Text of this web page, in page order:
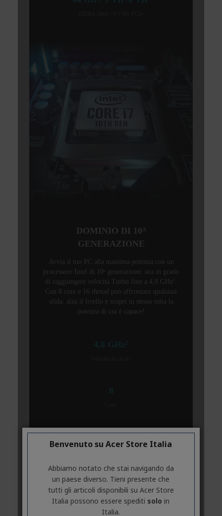
Benvenuto su Acer Store Italia
Abbiamo notato che stai navigando da
un paese diverso. Tieni presente che
tutti gli articoli disponibili su Acer Store
Italia possono essere spediti solo in
Italia.